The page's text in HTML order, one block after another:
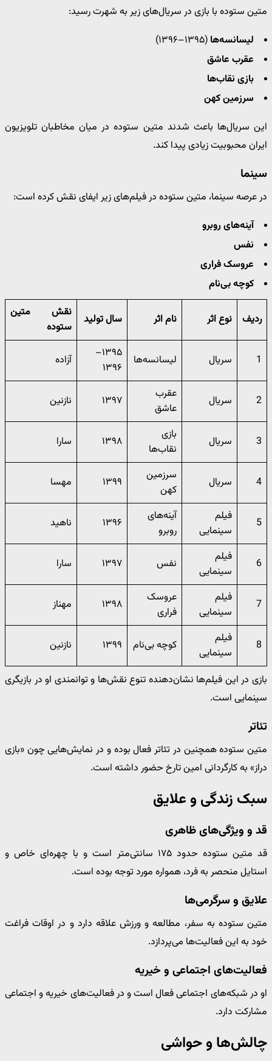
متین ستوده با بازی در سریال‌های زیر به شهرت رسید:
لیسانسه‌ها (۱۳۹۵–۱۳۹۶)
عقرب عاشق
بازی نقاب‌ها
سرزمین کهن
این سریال‌ها باعث شدند متین ستوده در میان مخاطبان تلویزیون
ایران محبوبیت زیادی پیدا کند.
سینما
در عرصه سینما، متین ستوده در فیلم‌های زیر ایفای نقش کرده است:
آینه‌های روبرو
نفس
عروسک فراری
کوچه بی‌نام
ردیف نوع اثر نام اثر سال تولید
نقش متین
ستوده
1 سریال لیسانسه‌ها
۱۳۹۵–
۱۳۹۶
آزاده
2 سریال
عقرب
عاشق
۱۳۹۷ نازنین
3 سریال
بازی
نقاب‌ها
۱۳۹۸ سارا
4 سریال
سرزمین
کهن
۱۳۹۹ مهسا
5
فیلم
سینمایی
آینه‌های
روبرو
۱۳۹۶ ناهید
6
فیلم
سینمایی
نفس ۱۳۹۷ سارا
7
فیلم
سینمایی
عروسک
فراری
۱۳۹۸ مهناز
8
فیلم
سینمایی
کوچه بی‌نام ۱۳۹۹ نازنین
بازی در این فیلم‌ها نشان‌دهنده تنوع نقش‌ها و توانمندی او در بازیگری
سینمایی است.
تئاتر
متین ستوده همچنین در تئاتر فعال بوده و در نمایش‌هایی چون «بازی
دراز» به کارگردانی امین تارخ حضور داشته است.
سبک زندگی و علایق
قد و ویژگی‌های ظاهری
قد متین ستوده حدود ۱۷۵ سانتی‌متر است و با چهره‌ای خاص و
استایل منحصر به فرد، همواره مورد توجه بوده است.
علایق و سرگرمی‌ها
متین ستوده به سفر، مطالعه و ورزش علاقه دارد و در اوقات فراغت
خود به این فعالیت‌ها می‌پردازد.
فعالیت‌های اجتماعی و خیریه
او در شبکه‌های اجتماعی فعال است و در فعالیت‌های خیریه و اجتماعی
مشارکت دارد.
چالش‌ها و حواشی